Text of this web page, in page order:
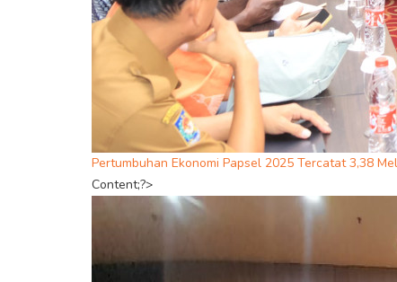
Pertumbuhan Ekonomi Papsel 2025 Tercatat 3,38
Content;?>